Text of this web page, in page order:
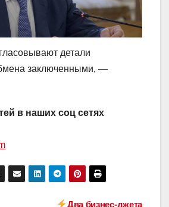
детали
заключенными, —
в наших соц сетях
Два бизнес-джета